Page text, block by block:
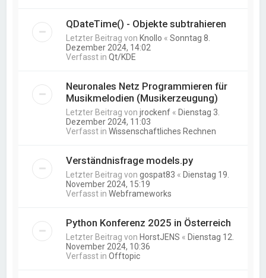
QDateTime() - Objekte subtrahieren
Letzter Beitrag von Knollo «Sonntag 8.
Dezember 2024, 14:02
Verfasst inQt/KDE
Neuronales Netz Programmieren für
Musikmelodien (Musikerzeugung)
Letzter Beitrag vonjrockenf « Dienstag 3.
Dezember 2024, 11:03
Verfasst inWissenschaftliches Rechnen
Verständnisfrage models.py
Letzter Beitrag vongospat83 « Dienstag 19.
November 2024, 15:19
Verfasst inWebframeworks
Python Konferenz 2025 in Österreich
Letzter Beitrag von HorstJENS « Dienstag 12.
November 2024, 10:36
Verfasst inOfftopic